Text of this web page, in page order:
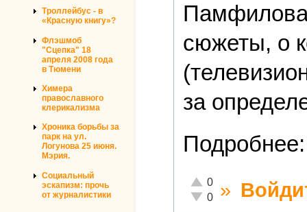
Троллейбус - в
«Красную книгу»?
Флэшмоб
"Сцепка" 18
апреля 2008 года
в Тюмени
Химера
православного
клерикализма
Хроника борьбы за
парк на ул.
Логунова 25 июня.
Мэрия.
Социальный
эскапизм: прочь
от журналистики
Памфилова
сюжеты, о
за
Отлично!
0
Неадекватно!
0 »